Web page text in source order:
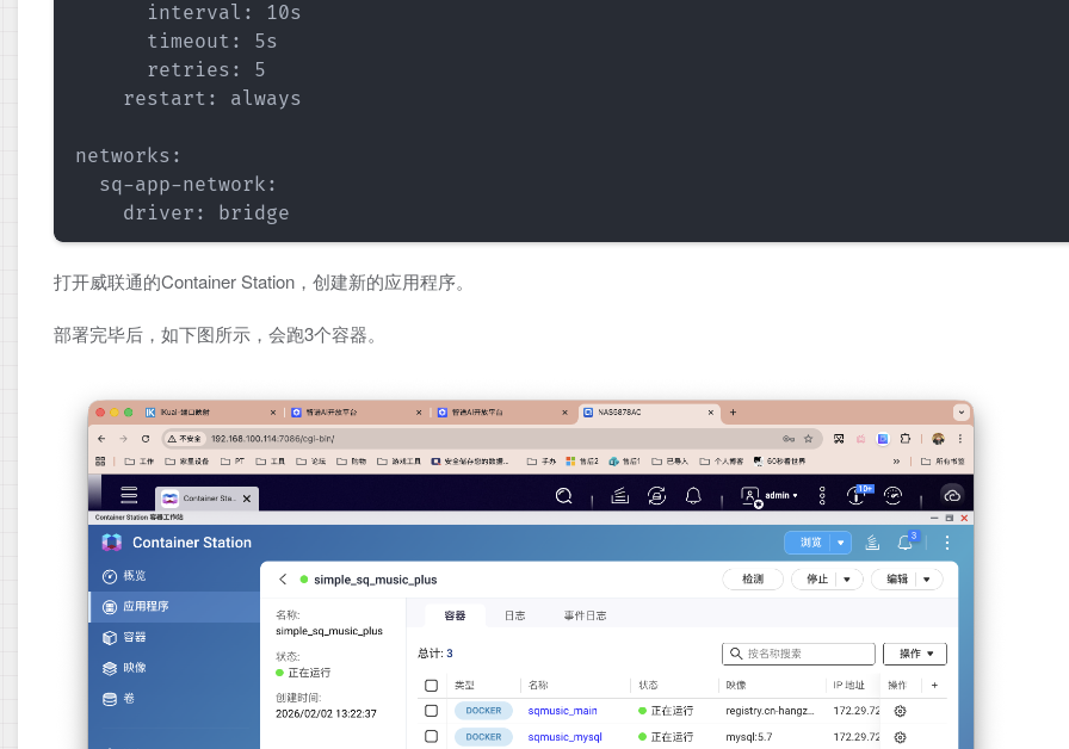
      interval: 10s
      timeout: 5s
      retries: 5
    restart: always
networks:
  sq-app-network:
打开威联通的Container Station，创建新的应用程序。
部署完毕后，如下图所示，会跑3个容器。